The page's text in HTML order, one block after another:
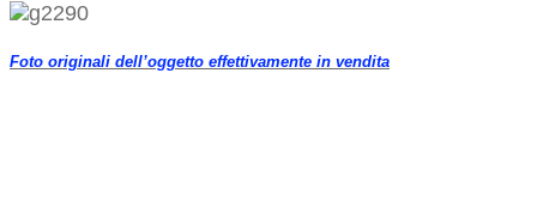
Foto originali dell’oggetto effettivamente in vendita